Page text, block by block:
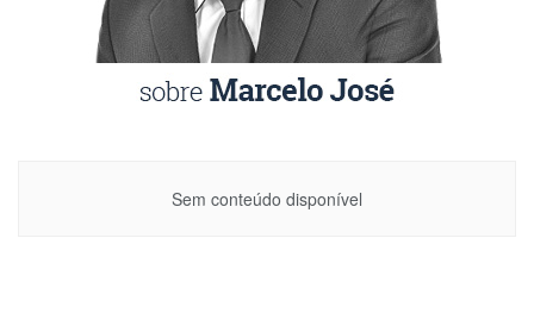
Sem conteúdo disponível